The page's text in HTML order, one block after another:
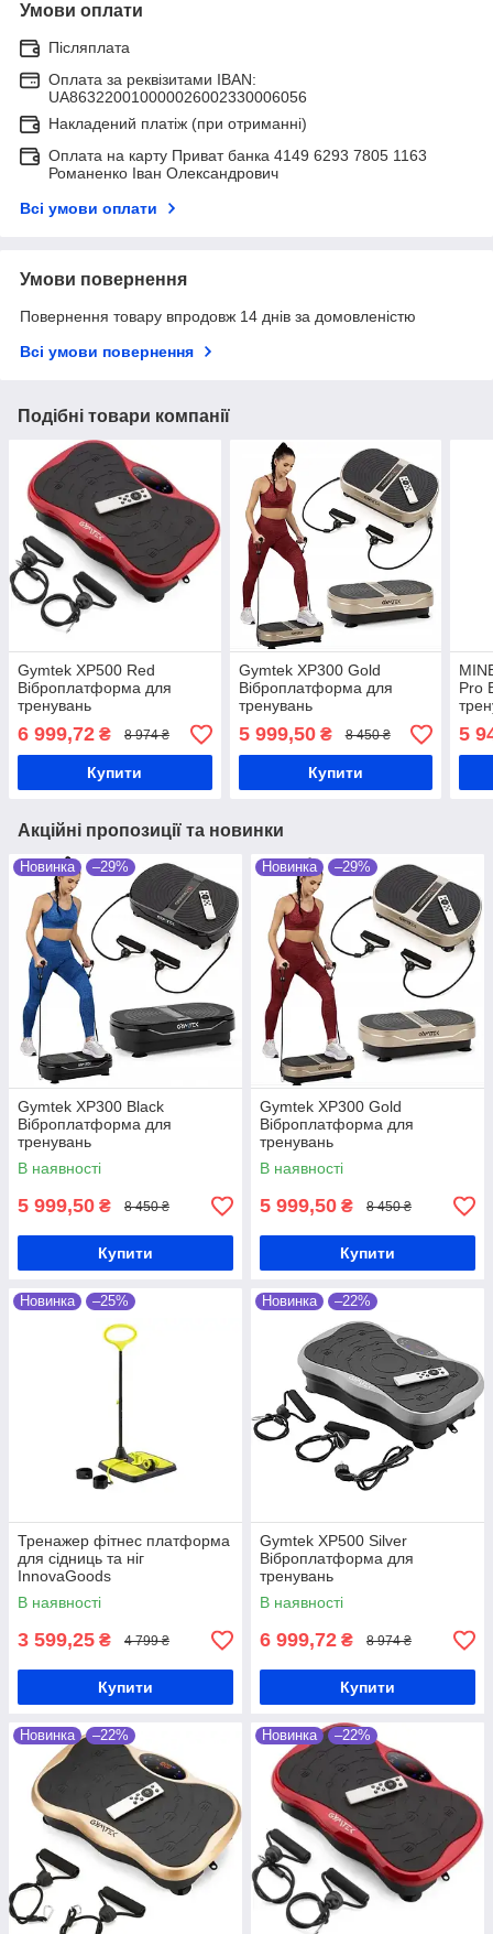
Умови оплати
Післяплата
Оплата за реквізитами IBAN:
UA863220010000026002330006056
Накладений платіж (при отриманні)
Оплата на карту Приват банка 4149 6293 7805 1163
Романенко Іван Олександрович
Всі умови оплати
Умови повернення
Повернення товару впродовж 14 днів за домовленістю
Всі умови повернення
Подібні товари компанії
Gymtek XP500 Red
Віброплатформа для
тренувань
6 999,72 ₴ 8 974 ₴
Купити
Gymtek XP300 Gold
Віброплатформа для
тренувань
5 999,50₴ 8 450 ₴
Купити
Pro
5
Акційні пропозиції та новинки
Новинка –29%
Gymtek XP300 Black
Віброплатформа для
тренувань
В наявності
5 999,50 ₴ 8 450 ₴
Купити
Новинка –29%
Gymtek XP300 Gold
Віброплатформа для
тренувань
В наявності
5 999,50 ₴ 8 450 ₴
Купити
Новинка –25%
Тренажер фітнес платформа
для сідниць та ніг
InnovaGoods
В наявності
3 599,25 ₴ 4 799 ₴
Купити
Новинка –22%
Gymtek XP500 Silver
Віброплатформа для
тренувань
В наявності
6 999,72 ₴ 8 974 ₴
Купити
Новинка –22% Новинка –22%